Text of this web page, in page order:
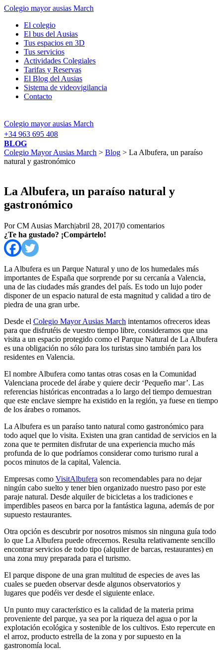
Colegio mayor ausias March
El colegio
El bus del Ausias
Tus espacios en 3D
Tus servicios
Actividades Colegiales
Tarifas y Reservas
El Blog del Ausias
Sistema de videovigilancia
Contacto
Colegio mayor ausias March
+34 963 695 408
BLOG
Colegio Mayor Ausias March > Blog > La Albufera, un paraíso
natural y gastronómico
La Albufera, un paraíso natural y
gastronómico
Por CM Ausias March|abril 28, 2017|0 comentarios
¿Te ha gustado? ¡Compártelo!
La Albufera es un Parque Natural y uno de los humedales más
importantes de España que sorprende por su cercanía a Valencia,
una de las ciudades más grandes del país. Es todo un lujo poder
disponer de un espacio natural de esta magnitud y calidad a tiro de
piedra de una gran urbe.
Desde el Colegio Mayor Ausias March intentamos ofreceros ideas
para que disfrutéis de vuestro tiempo libre, consideramos que una
visita a un espacio protegido como el Parque Natural de La Albufera
es una obligación no sólo para los turistas sino también para los
residentes en Valencia.
El nombre Albufera como tantas otras cosas en la Comunidad
Valenciana procede del árabe y quiere decir ‘Pequeño mar’. Las
referencias históricas encontradas a lo largo del tiempo demuestran
que este enclave siempre ha existido en la región, ya fuese en tiempo
de los árabes o romanos.
La Albufera es un paraíso tanto natural como gastronómico para
todo aquel que lo visita. Existen una gran cantidad de servicios en la
zona que te permiten disfrutar de una experiencia mucho más
profunda de lo que podríamos considerar como turismo rural a
pocos minutos de la capital, Valencia.
Empresas como VisitAlbufera son recomendables para no dejar
ningún cabo suelto y tener bien organizado nuestro paso por este
paraje natural. Desde alquiler de bicicletas a los tradiciones e
imperdibles paseos en barca por la fantástica laguna, además de por
supuesto restaurantes.
Otra opción es descubrir por nosotros mismos sin ninguna guía todo
lo que La Albufera puede ofrecernos. Resulta relativamente sencillo
encontrar servicios de todo tipo (alquiler de barcas, restaurantes) en
una zona muy preparada para el turismo.
El parque dispone de una gran multitud de especies de aves las
cuales se pueden observar desde algunos observatorios y
lugares que podéis ver desde el siguiente enlace.
Un punto muy característico es la calidad de la materia prima
proveniente del parque, ya sea por la riqueza del agua o por la
explotación ecológica y sostenible de los cultivos. Esto repercute en
el arroz, producto estrella de la zona y por supuesto en la
gastronomía local.